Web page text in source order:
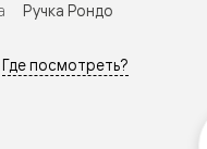
Ручка Рондо
Где посмотреть?